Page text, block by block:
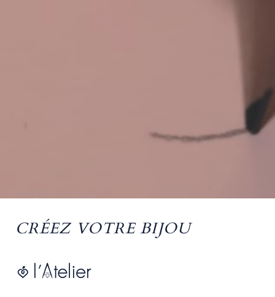
CRÉEZ VOTRE BIJOU